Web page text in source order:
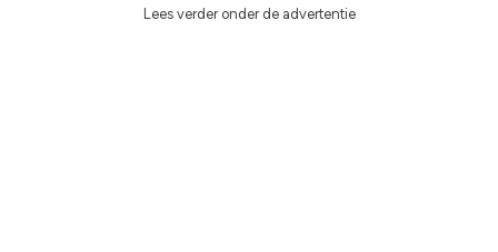
Lees verder onder de advertentie